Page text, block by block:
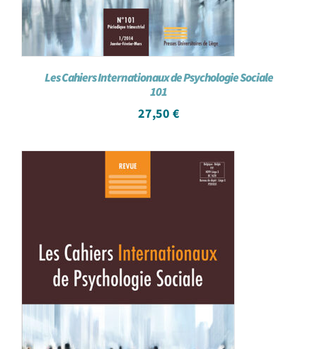
Les Cahiers Internationaux de Psychologie Sociale
101
27,50 €